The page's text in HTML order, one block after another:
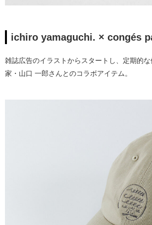
ichiro yamaguchi. × congés
雑誌広告のイラストからスタートし、定期的
家・山口 一郎さんとのコラボアイテム。